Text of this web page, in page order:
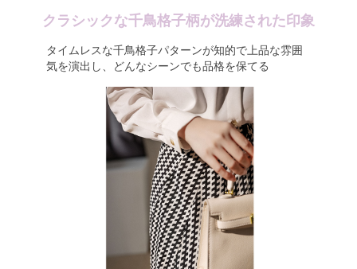
クラシックな千鳥格子柄が洗練された印象
タイムレスな千鳥格子パターンが知的で上品な雰囲
気を演出し、どんなシーンでも品格を保てる